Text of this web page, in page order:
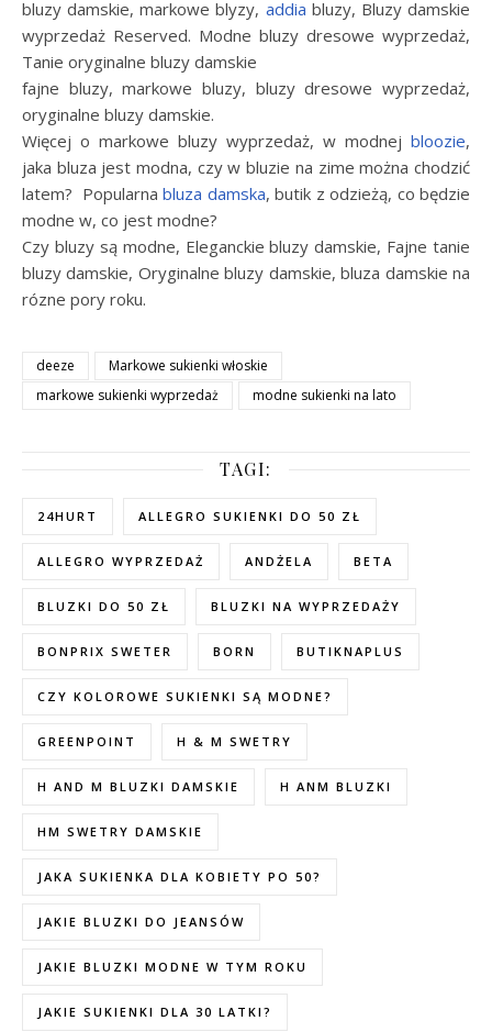
bluzy damskie, markowe blyzy, addia bluzy, Bluzy damskie
wyprzedaż Reserved. Modne bluzy dresowe wyprzedaż,
Tanie oryginalne bluzy damskie
fajne bluzy, markowe bluzy, bluzy dresowe wyprzedaż,
oryginalne bluzy damskie.
Więcej o markowe bluzy wyprzedaż, w modnej bloozie,
jaka bluza jest modna, czy w bluzie na zime można chodzić
latem? Popularnabluza damska, butik z odzieżą, co będzie
modne w, co jest modne?
Czy bluzy są modne, Eleganckie bluzy damskie, Fajne tanie
bluzy damskie, Oryginalne bluzy damskie, bluza damskie na
rózne pory roku.
deeze
Markowe sukienki włoskie
markowe sukienki wyprzedaż
modne sukienki na lato
TAGI:
24HURT ALLEGRO SUKIENKI DO 50 ZŁ
ALLEGRO WYPRZEDAŻ ANDŻELA BETA
BLUZKI DO 50 ZŁ BLUZKI NA WYPRZEDAŻY
BONPRIX SWETER BORN BUTIKNAPLUS
CZY KOLOROWE SUKIENKI SĄ MODNE?
GREENPOINT H & M SWETRY
H AND M BLUZKI DAMSKIE H ANM BLUZKI
HM SWETRY DAMSKIE
JAKA SUKIENKA DLA KOBIETY PO 50?
JAKIE BLUZKI DO JEANSÓW
JAKIE BLUZKI MODNE W TYM ROKU
JAKIE SUKIENKI DLA 30 LATKI?